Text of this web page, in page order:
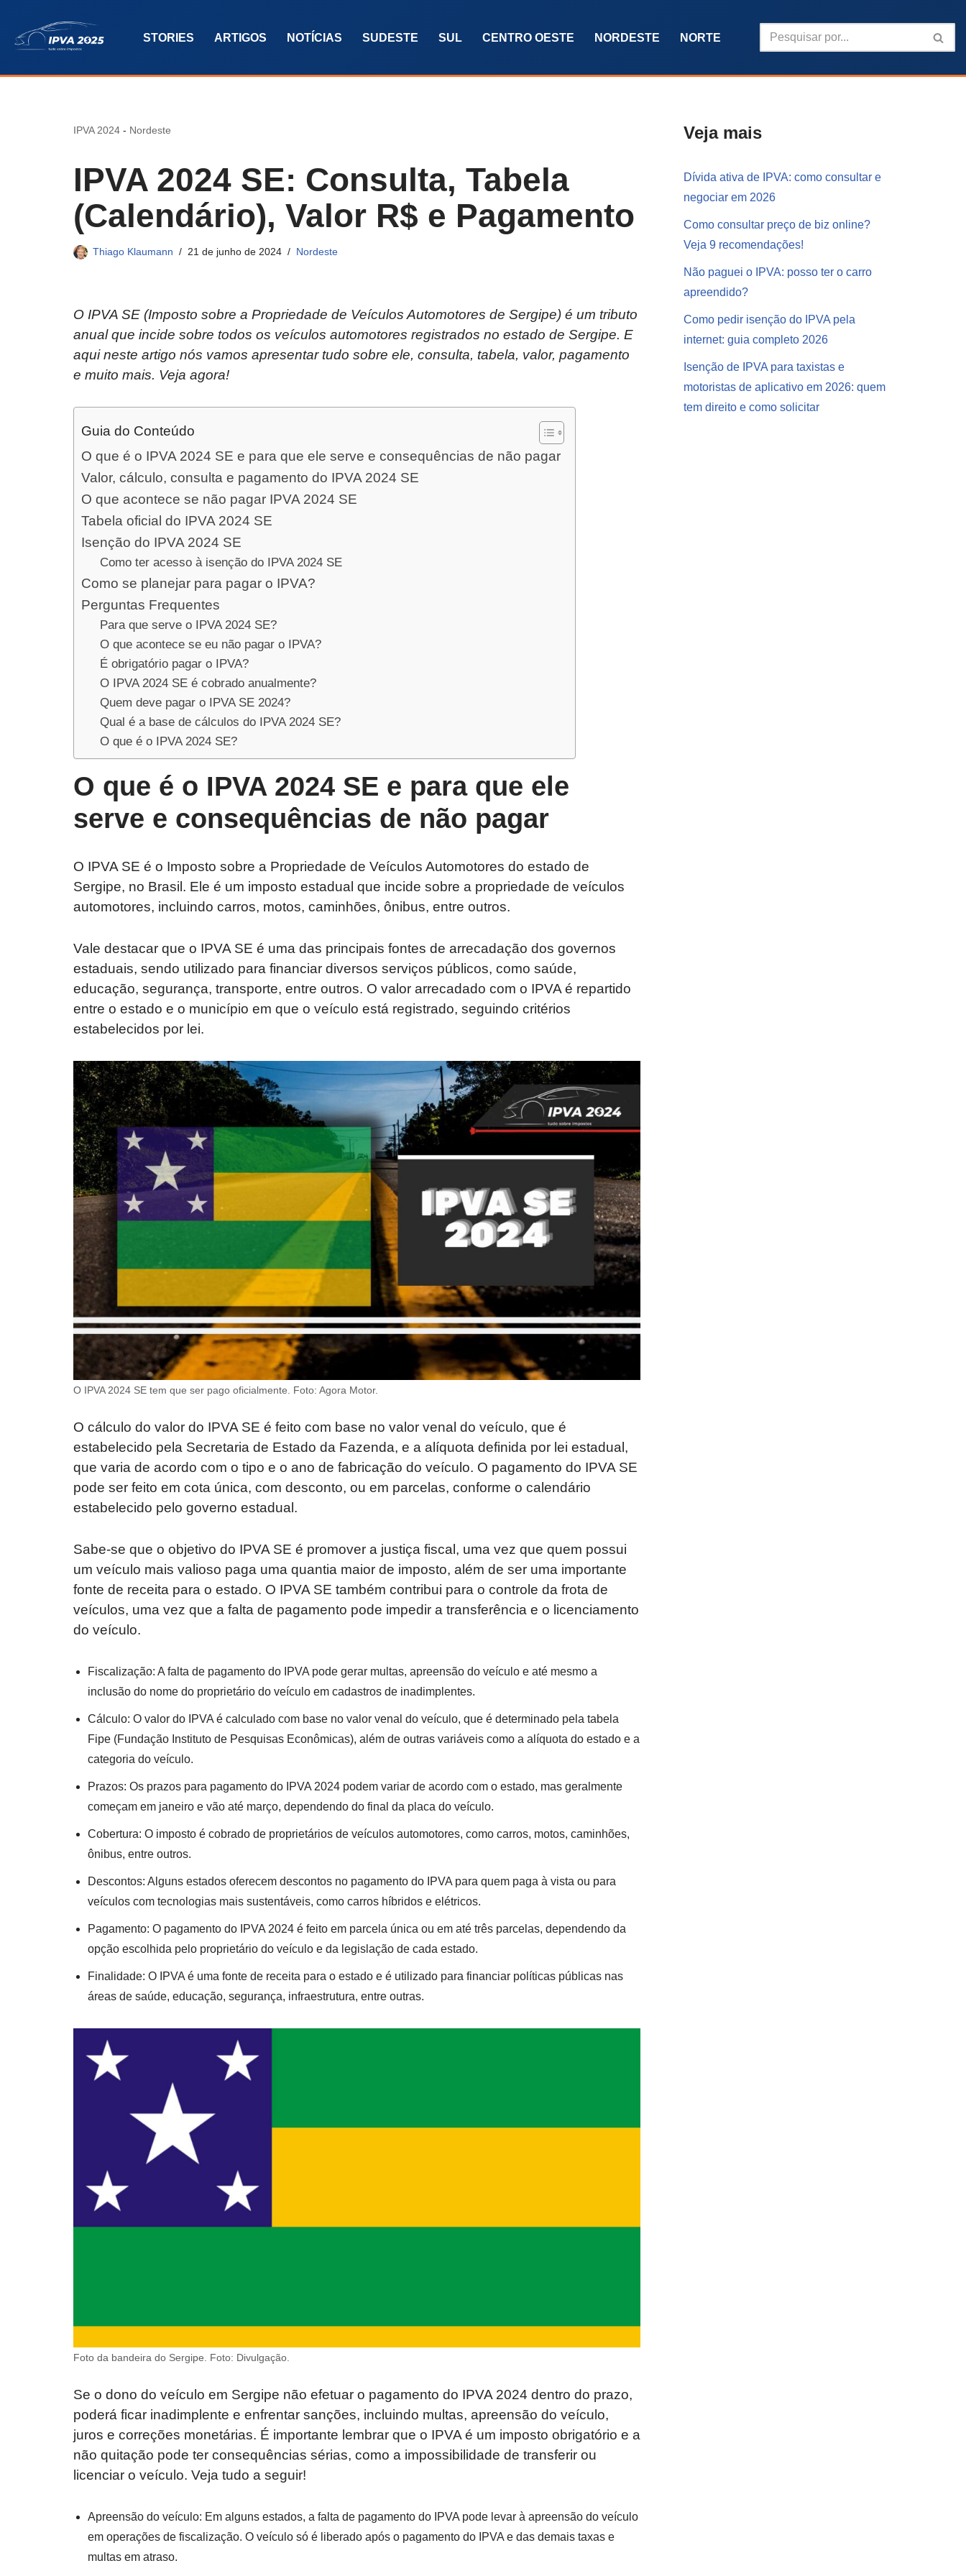
Pular
o
STORIES ARTIGOS NOTÍCIAS SUDESTE SUL CENTRO OESTE NORDESTE NORTE
IPVA 2024 - Nordeste
IPVA 2024 SE: Consulta, Tabela
(Calendário), Valor R$ e Pagamento
Thiago Klaumann 21 de junho de 2024 Nordeste
O IPVA SE (Imposto sobre a Propriedade de Veículos Automotores de Sergipe) é um tributo
anual que incide sobre todos os veículos automotores registrados no estado de Sergipe. E
aqui neste artigo nós vamos apresentar tudo sobre ele, consulta, tabela, valor, pagamento
e muito mais. Veja agora!
Guia do Conteúdo
O que é o IPVA 2024 SE e para que ele serve e consequências de não pagar
Valor, cálculo, consulta e pagamento do IPVA 2024 SE
O que acontece se não pagar IPVA 2024 SE
Tabela oficial do IPVA 2024 SE
Isenção do IPVA 2024 SE
Como ter acesso à isenção do IPVA 2024 SE
Como se planejar para pagar o IPVA?
Perguntas Frequentes
Para que serve o IPVA 2024 SE?
O que acontece se eu não pagar o IPVA?
É obrigatório pagar o IPVA?
O IPVA 2024 SE é cobrado anualmente?
Quem deve pagar o IPVA SE 2024?
Qual é a base de cálculos do IPVA 2024 SE?
O que é o IPVA 2024 SE?
O que é o IPVA 2024 SE e para que ele
serve e consequências de não pagar
O IPVA SE é o Imposto sobre a Propriedade de Veículos Automotores do estado de
Sergipe, no Brasil. Ele é um imposto estadual que incide sobre a propriedade de veículos
automotores, incluindo carros, motos, caminhões, ônibus, entre outros.
Vale destacar que o IPVA SE é uma das principais fontes de arrecadação dos governos
estaduais, sendo utilizado para financiar diversos serviços públicos, como saúde,
educação, segurança, transporte, entre outros. O valor arrecadado com o IPVA é repartido
entre o estado e o município em que o veículo está registrado, seguindo critérios
estabelecidos por lei.
O IPVA 2024 SE tem que ser pago oficialmente. Foto: Agora Motor.
O cálculo do valor do IPVA SE é feito com base no valor venal do veículo, que é
estabelecido pela Secretaria de Estado da Fazenda, e a alíquota definida por lei estadual,
que varia de acordo com o tipo e o ano de fabricação do veículo. O pagamento do IPVA SE
pode ser feito em cota única, com desconto, ou em parcelas, conforme o calendário
estabelecido pelo governo estadual.
Sabe-se que o objetivo do IPVA SE é promover a justiça fiscal, uma vez que quem possui
um veículo mais valioso paga uma quantia maior de imposto, além de ser uma importante
fonte de receita para o estado. O IPVA SE também contribui para o controle da frota de
veículos, uma vez que a falta de pagamento pode impedir a transferência e o licenciamento
do veículo.
Fiscalização: A falta de pagamento do IPVA pode gerar multas, apreensão do veículo e até mesmo a
inclusão do nome do proprietário do veículo em cadastros de inadimplentes.
Cálculo: O valor do IPVA é calculado com base no valor venal do veículo, que é determinado pela tabela
Fipe (Fundação Instituto de Pesquisas Econômicas), além de outras variáveis como a alíquota do estado e a
categoria do veículo.
Prazos: Os prazos para pagamento do IPVA 2024 podem variar de acordo com o estado, mas geralmente
começam em janeiro e vão até março, dependendo do final da placa do veículo.
Cobertura: O imposto é cobrado de proprietários de veículos automotores, como carros, motos, caminhões,
ônibus, entre outros.
Descontos: Alguns estados oferecem descontos no pagamento do IPVA para quem paga à vista ou para
veículos com tecnologias mais sustentáveis, como carros híbridos e elétricos.
Pagamento: O pagamento do IPVA 2024 é feito em parcela única ou em até três parcelas, dependendo da
opção escolhida pelo proprietário do veículo e da legislação de cada estado.
Finalidade: O IPVA é uma fonte de receita para o estado e é utilizado para financiar políticas públicas nas
áreas de saúde, educação, segurança, infraestrutura, entre outras.
Foto da bandeira do Sergipe. Foto: Divulgação.
Se o dono do veículo em Sergipe não efetuar o pagamento do IPVA 2024 dentro do prazo,
poderá ficar inadimplente e enfrentar sanções, incluindo multas, apreensão do veículo,
juros e correções monetárias. É importante lembrar que o IPVA é um imposto obrigatório e a
não quitação pode ter consequências sérias, como a impossibilidade de transferir ou
licenciar o veículo. Veja tudo a seguir!
Apreensão do veículo: Em alguns estados, a falta de pagamento do IPVA pode levar à apreensão do veículo
em operações de fiscalização. O veículo só é liberado após o pagamento do IPVA e das demais taxas e
multas em atraso.
Veja mais
Dívida ativa de IPVA: como consultar e
negociar em 2026
Como consultar preço de biz online?
Veja 9 recomendações!
Não paguei o IPVA: posso ter o carro
apreendido?
Como pedir isenção do IPVA pela
internet: guia completo 2026
Isenção de IPVA para taxistas e
motoristas de aplicativo em 2026: quem
tem direito e como solicitar